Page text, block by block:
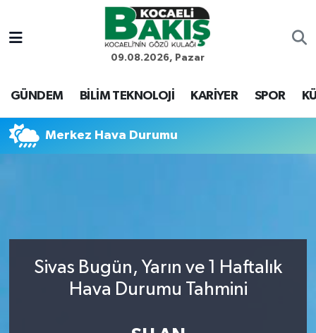
09.08.2026, Pazar
GÜNDEM BİLİM TEKNOLOJİ KARİYER SPOR
Merkez Hava Durumu
Sivas Bugün, Yarın ve 1 Haftalık
Hava Durumu Tahmini
Kocaeli Nöbetçi Eczaneler
Kocaeli Hava Durumu
Haber Arşivi